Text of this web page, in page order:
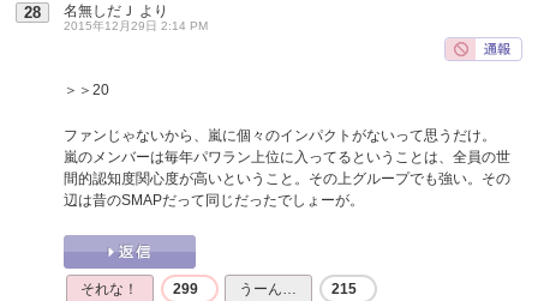
28 名無しだＪ より
2015年12月29日 2:14 PM
＞＞20
ファンじゃないから、嵐に個々のインパクトがないって思うだけ。
嵐のメンバーは毎年パワラン上位に入ってるということは、全員の世
間的認知度関心度が高いということ。その上グループでも強い。その
辺は昔のSMAPだって同じだったでしょーが。
それな！ 299 うーん… 215